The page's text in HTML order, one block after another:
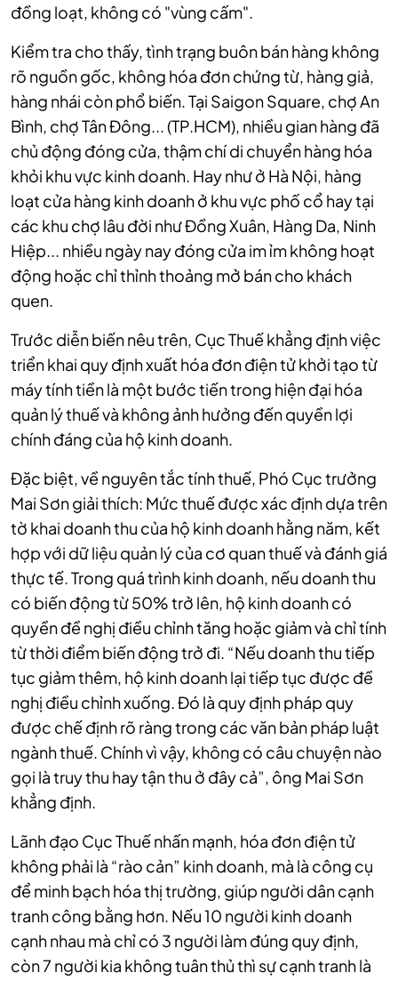
đồng loạt, không có "vùng cấm".
Kiểm tra cho thấy, tình trạng buôn bán hàng không
rõ nguồn gốc, không hóa đơn chứng từ, hàng giả,
hàng nhái còn phổ biến. Tại Saigon Square, chợ An
Bình, chợ Tân Đông... (TP.HCM), nhiều gian hàng đã
chủ động đóng cửa, thậm chí di chuyển hàng hóa
khỏi khu vực kinh doanh. Hay như ở Hà Nội, hàng
loạt cửa hàng kinh doanh ở khu vực phố cổ hay tại
các khu chợ lâu đời như Đồng Xuân, Hàng Da, Ninh
Hiệp... nhiều ngày nay đóng cửa im ỉm không hoạt
động hoặc chỉ thỉnh thoảng mở bán cho khách
quen.
Trước diễn biến nêu trên, Cục Thuế khẳng định việc
triển khai quy định xuất hóa đơn điện tửkhởi tạotừ
máy tính tiền là một bước tiến trong hiện đại hóa
quản lý thuế và không ảnh hưởng đến quyền lợi
chính đáng của hộ kinh doanh.
Đặc biệt, về nguyên tắc tính thuế, Phó Cục trưởng
Mai Sơn giải thích: Mức thuế được xác định dựa trên
tờ khai doanh thu của hộ kinh doanh hằng năm, kết
hợp với dữ liệu quản lý của cơ quan thuế và đánh giá
thực tế. Trong quá trình kinh doanh, nếu doanh thu
có biến động từ 50% trở lên, hộ kinh doanh có
quyền đề nghị điều chỉnh tăng hoặc giảm và chỉ tính
từ thời điểm biến động trở đi. “Nếu doanh thu tiếp
tục giảm thêm, hộ kinh doanh lại tiếp tục được đề
nghị điều chỉnh xuống. Đó là quy định pháp quy
được chế định rõ ràng trong các văn bản pháp luật
ngành thuế. Chính vì vậy, không có câu chuyện nào
gọi là truy thu hay tận thu ở đây cả”, ông Mai Sơn
khẳng định.
Lãnh đạo Cục Thuế nhấn mạnh, hóa đơn điện tử
không phải là “rào cản” kinh doanh, mà là công cụ
để minh bạch hóa thị trường, giúp người dân cạnh
tranh công bằng hơn. Nếu 10 người kinh doanh
cạnh nhau mà chỉ có 3 người làm đúng quy định,
còn 7 người kia không tuân thủ thì sự cạnh tranh là